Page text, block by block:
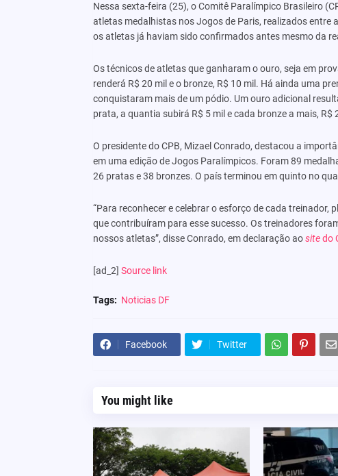
Nessa sexta-feira (25), o Comitê Paralímpico Brasileiro
atletas medalhistas nos Jogos de Paris, realizados entre
os atletas já haviam sido confirmados antes mesmo da
Os técnicos de atletas que ganharam o ouro, seja em
renderá R$ 20 mil e o bronze, R$ 10 mil. Há ainda uma
conquistaram mais de um pódio. Um ouro adicional
prata, a quantia subirá R$ 5 mil e cada bronze a mais, R$
O presidente do CPB, Mizael Conrado, destacou a
em uma edição de Jogos Paralímpicos. Foram 89
26 pratas e 38 bronzes. O país terminou em quinto no
“Para reconhecer e celebrar o esforço de cada
que contribuíram para esse sucesso. Os treinadores
nossos atletas”, disse Conrado, em declaração aositedo
[ad_2] Source link
Tags: Noticias DF
Facebook Twitter
You might like